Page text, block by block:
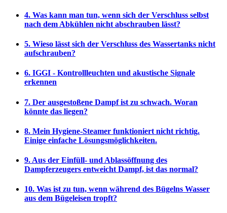
4. Was kann man tun, wenn sich der Verschluss selbst
nach dem Abkühlen nicht abschrauben lässt?
5. Wieso lässt sich der Verschluss des Wassertanks nicht
aufschrauben?
6. IGGI - Kontrollleuchten und akustische Signale
erkennen
7. Der ausgestoßene Dampf ist zu schwach. Woran
könnte das liegen?
8. Mein Hygiene-Steamer funktioniert nicht richtig.
Einige einfache Lösungsmöglichkeiten.
9. Aus der Einfüll- und Ablassöffnung des
Dampferzeugers entweicht Dampf, ist das normal?
10. Was ist zu tun, wenn während des Bügelns Wasser
aus dem Bügeleisen tropft?